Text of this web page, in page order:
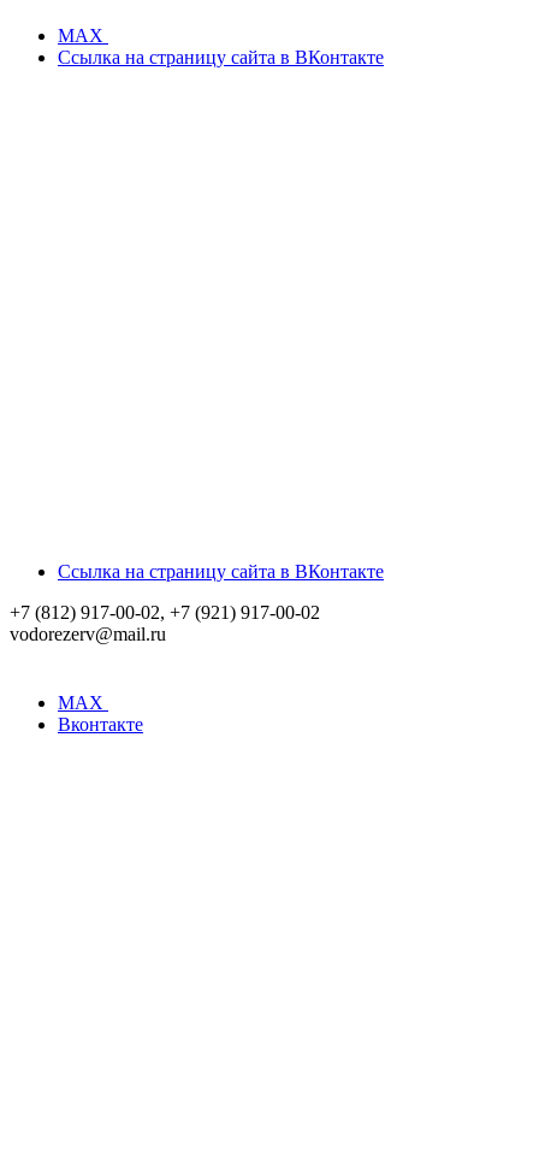
MAX
Ссылка на страницу сайта в ВКонтакте
Ссылка на страницу сайта в ВКонтакте
+7 (812) 917-00-02, +7 (921) 917-00-02
vodorezerv@mail.ru
MAX
Вконтакте